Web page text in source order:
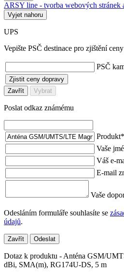
ARSY line - tvorba webových stránek
Vyjet nahoru
UPS
Vepište PSČ destinace pro zjištění
PSČ
Zjistit ceny dopravy
Zavřít
Vybrat
Poslat odkaz známému
Produkt*
Vaše
Váš e-
E-mail
Vaše
Odesláním formuláře souhlasíte se
údajů.
Zavřít Odeslat
Dotaz k produktu - Anténa GSM/
dBi, SMA(m), RG174U-DS, 5 m